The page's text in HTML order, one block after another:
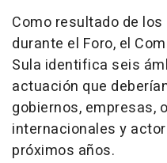
Como resultado de
durante el Foro, el
Sula identifica seis
actuación que
gobiernos, empresas,
internacionales y
próximos años.